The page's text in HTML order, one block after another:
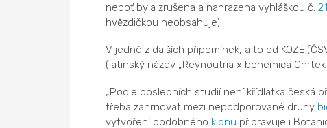
neboť byla zrušena a nahrazena vyhláškou č.
hvězdičkou neobsahuje).
V jedné z dalších připomínek, a to od KOZE
(latinský název „Reynoutria x bohemica
„Podle posledních studií není křídlatka česká
třeba zahrnovat mezi nepodporované druhy
vytvoření obdobného klonu připravuje i